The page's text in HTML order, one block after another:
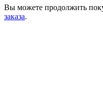
Вы можете продолжить
заказа.